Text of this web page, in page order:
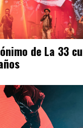
de La 33